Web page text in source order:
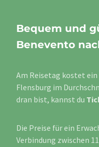
Bequem und
Benevento
Am Reisetag kostet
Flensburg im
dran bist, kannst du
Die Preise für ein
Verbindung zwischen